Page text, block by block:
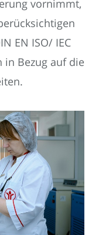
vornimmt,
EN ISO/ IEC
in Bezug auf die